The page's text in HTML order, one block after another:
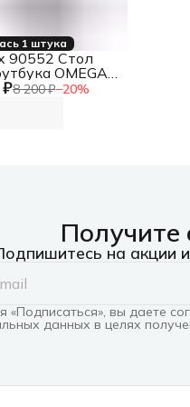
1 штука
8 200 ₽−20%
90552 Стол
OMEGA-
(90552)
Получите
на акции
«Подписаться», вы даете
данных в целях